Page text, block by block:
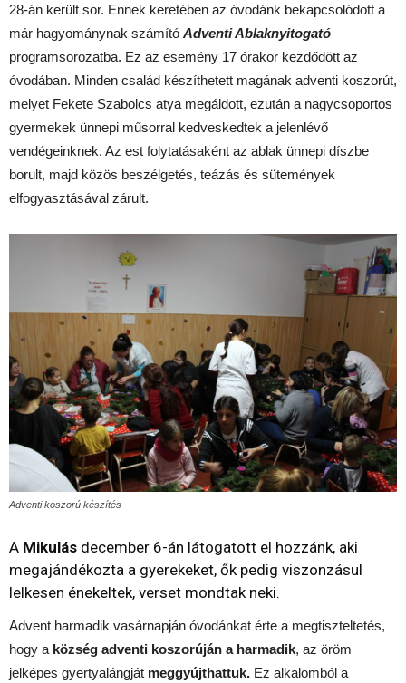
28-án került sor. Ennek keretében az óvodánk bekapcsolódott a
már hagyománynak számító Adventi Ablaknyitogató
programsorozatba. Ez az esemény 17 órakor kezdődött az
óvodában. Minden család készíthetett magának adventi koszorút,
melyet Fekete Szabolcs atya megáldott, ezután a nagycsoportos
gyermekek ünnepi műsorral kedveskedtek a jelenlévő
vendégeinknek. Az est folytatásaként az ablak ünnepi díszbe
borult, majd közös beszélgetés, teázás és sütemények
elfogyasztásával zárult.
Adventi koszorú készítés
A Mikulás december 6-án látogatott el hozzánk, aki
megajándékozta a gyerekeket, ők pedig viszonzásul
lelkesen énekeltek, verset mondtak neki.
Advent harmadik vasárnapján óvodánkat érte a megtiszteltetés,
hogy a község adventi koszorúján a harmadik, az öröm
jelképes gyertyalángját meggyújthattuk. Ez alkalomból a